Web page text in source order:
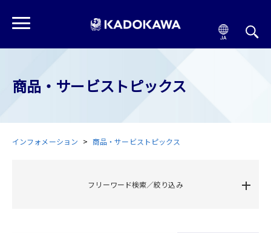
商品・サービストピックス
インフォメーション 商品・サービストピックス
フリーワード検索／絞り込み